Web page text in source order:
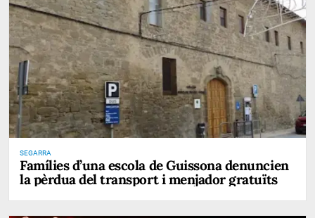
SEGARRA
Famílies d’una escola de Guissona denuncien
la pèrdua del transport i menjador gratuïts